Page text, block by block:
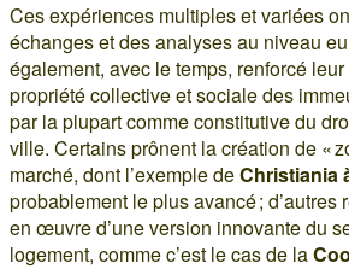
Ces expériences multiples et variées
échanges et des analyses au niveau
également, avec le temps, renforcé
propriété collective et sociale des
par la plupart comme constitutive du
ville. Certains prônent la création de «
marché, dont l’exemple deChristiania
probablement le plus avancé ;
en œuvre d’une version innovante du
logement, comme c’est le cas de la